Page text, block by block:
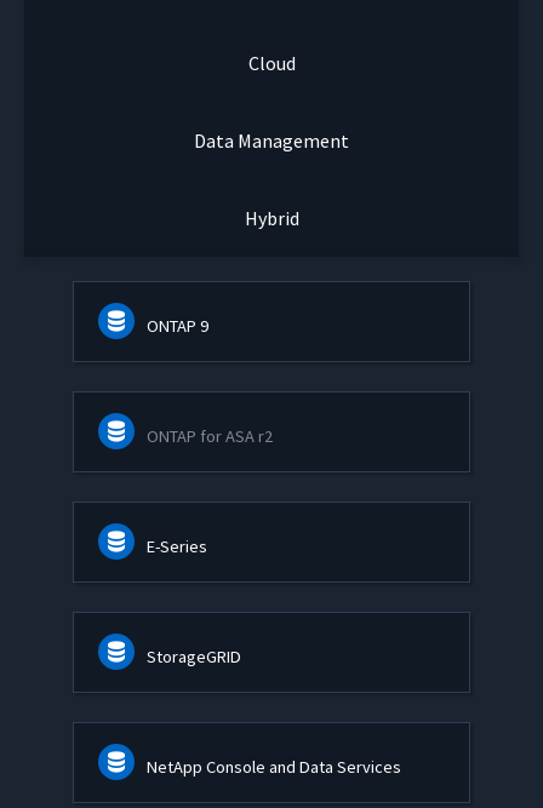
Cloud
Data Management
Hybrid
ONTAP 9
ONTAP for ASA r2
E-Series
StorageGRID
NetApp Console and Data Services